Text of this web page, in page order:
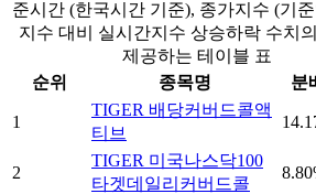
준시간 (한국시간 기준), 종가지수 (기
지수 대비 실시간지수 상승하락 수치
제공하는 테이블 표
순위
종목명 분
1
TIGER 배당커버드콜액
티브
2
TIGER 미국나스닥100
타겟데일리커버드콜